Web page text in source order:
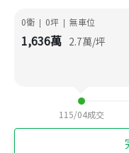
0衛 | 0坪 | 無車位
1,636萬 2.7萬/坪
115/04成交